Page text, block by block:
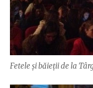
Fetele și băieții de la